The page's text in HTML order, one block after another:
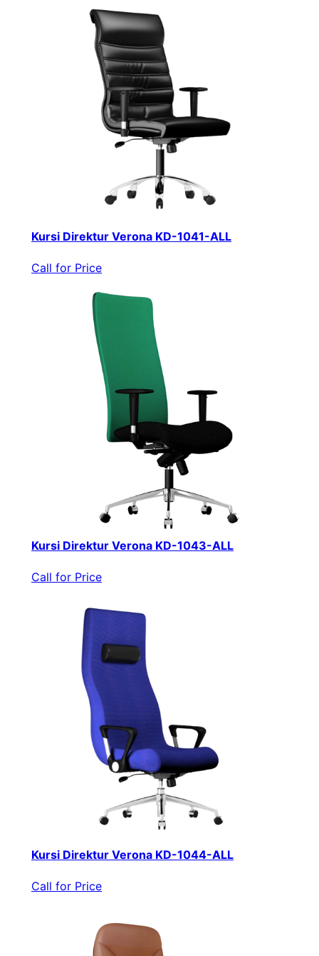
Kursi Direktur Verona KD-1041-ALL
Call for Price
Kursi Direktur Verona KD-1043-ALL
Call for Price
Kursi Direktur Verona KD-1044-ALL
Call for Price